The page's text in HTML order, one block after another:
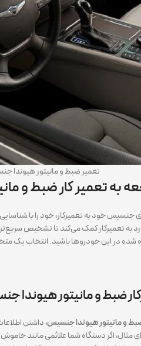
تعمیر ضبط و مانیتور هیوندا
به تعمیر کار ضبط و
جنسیس خود به تعمیرکار، خود را با
به تعمیرکار کمک می‌کند تا تشخیص
شده در این خودروها باشید. انتخاب یک
ضبط و مانیتور هیوندا
و مانیتور هیوندا جنسیس، داشتن
مثال، اگر دستگاه شما علائمی مانند خاموش